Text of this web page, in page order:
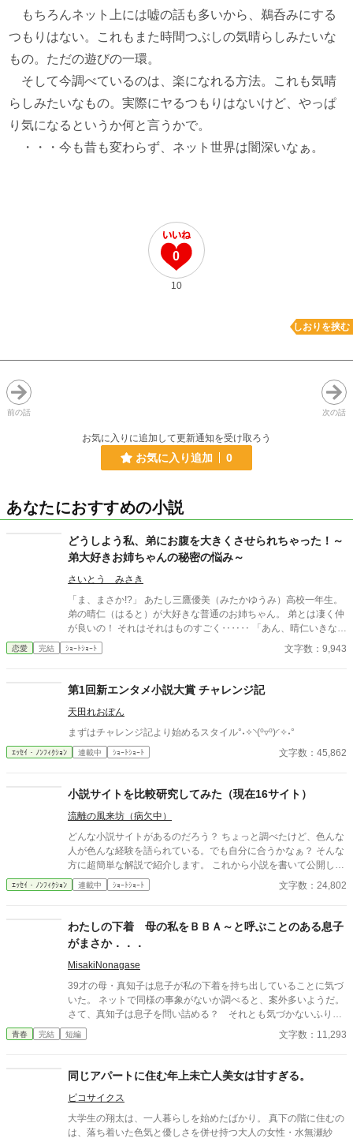
もちろんネット上には嘘の話も多いから、鵜呑みにする
つもりはない。これもまた時間つぶしの気晴らしみたいな
もの。ただの遊びの一環。
そして今調べているのは、楽になれる方法。これも気晴
らしみたいなもの。実際にヤるつもりはないけど、やっぱ
り気になるというか何と言うかで。
・・・今も昔も変わらず、ネット世界は闇深いなぁ。
0
10
しおりを挟む
前の話 次の話
お気に入りに追加して更新通知を受け取ろう
お気に入り追加 0
あなたにおすすめの小説
どうしよう私、弟にお腹を大きくさせられちゃった！～
弟大好きお姉ちゃんの秘密の悩み～
さいとう みさき
「ま、まさか!?」 あたし三鷹優美（みたかゆうみ）高校一年生。
弟の晴仁（はると）が大好きな普通のお姉ちゃん。 弟とは凄く仲
が良いの！ それはそれはものすごく‥‥‥ 「あん、晴仁いきなり
そんなのお口に入らないよぉ～♡」 そんな関係のあたしたち。 で
もある日トイレであたしはアレが来そうなのになかなか来ないの
お腹が出て来てる!?」 お姉ちゃんの秘密の悩みです。
恋愛 完結 ｼｮｰﾄｼｮｰﾄ 文字数：9,943
第1回新エンタメ小説大賞 チャレンジ記
天田れおぽん
まずはチャレンジ記より始めるスタイル°˖✧◝(⁰▿⁰)◜✧˖°
ｴｯｾｲ・ﾉﾝﾌｨｸｼｮﾝ 連載中 ｼｮｰﾄｼｮｰﾄ 文字数：45,862
小説サイトを比較研究してみた（現在16サイト）
流離の風来坊（病欠中）
どんな小説サイトがあるのだろう？ ちょっと調べたけど、色んな
人が色んな経験を語られている。でも自分に合うかなぁ？ そんな
方に超簡単な解説で紹介します。 これから小説を書いて公開して
みようという初心者の方向けです。 ……と思って作っていたので
すが、中級者どころか上級者の方にも刺さるところがあるようで
た時点で削除する可能性があります。
ｴｯｾｲ・ﾉﾝﾌｨｸｼｮﾝ 連載中 ｼｮｰﾄｼｮｰﾄ 文字数：24,802
わたしの下着 母の私をＢＢＡ～と呼ぶことのある息子
がまさか．．．
MisakiNonagase
39才の母・真知子は息子が私の下着を持ち出していることに気づ
いた。 ネットで同様の事象がないか調べると、案外多いようだ。
さて、真知子は息子を問い詰める？ それとも気づかないふりを
青春 完結 短編 文字数：11,293
同じアパートに住む年上未亡人美女は甘すぎる。
ピコサイクス
大学生の翔太は、一人暮らしを始めたばかり。 真下の階に住むの
は、落ち着いた色気と優しさを併せ持つ大人の女性・水無瀬紗